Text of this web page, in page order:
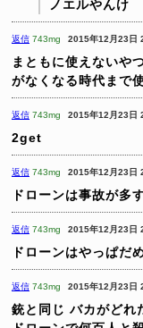
ノエルやんけ
返信 743mg 2015年12月23日
まともに使えないや
がなくなる時代まで
返信 743mg 2015年12月23日
2get
返信 743mg 2015年12月23日
ドローンは事故が多
返信 743mg 2015年12月23日
ドローンはやっぱだ
返信 743mg 2015年12月23日
銃と同じ バカがどれ